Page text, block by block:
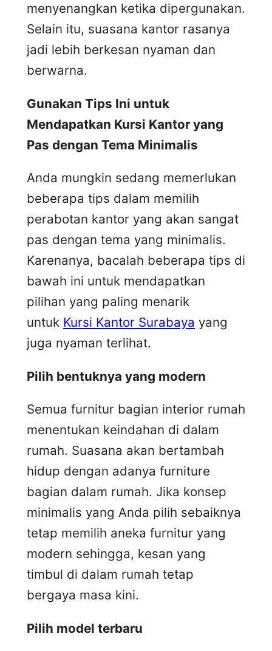
menyenangkan ketika dipergunakan.
Selain itu, suasana kantor rasanya
jadi lebih berkesan nyaman dan
berwarna.
Gunakan Tips Ini untuk
Mendapatkan Kursi Kantor yang
Pas dengan Tema Minimalis
Anda mungkin sedang memerlukan
beberapa tips dalam memilih
perabotan kantor yang akan sangat
pas dengan tema yang minimalis.
Karenanya, bacalah beberapa tips di
bawah ini untuk mendapatkan
pilihan yang paling menarik
untuk Kursi Kantor Surabaya yang
juga nyaman terlihat.
Pilih bentuknya yang modern
Semua furnitur bagian interior rumah
menentukan keindahan di dalam
rumah. Suasana akan bertambah
hidup dengan adanya furniture
bagian dalam rumah. Jika konsep
minimalis yang Anda pilih sebaiknya
tetap memilih aneka furnitur yang
modern sehingga, kesan yang
timbul di dalam rumah tetap
bergaya masa kini.
Pilih model terbaru